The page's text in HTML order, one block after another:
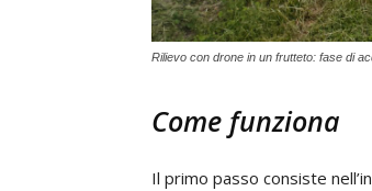
Rilievo con drone in un frutteto: fase di
Come funziona
Il primo passo consiste